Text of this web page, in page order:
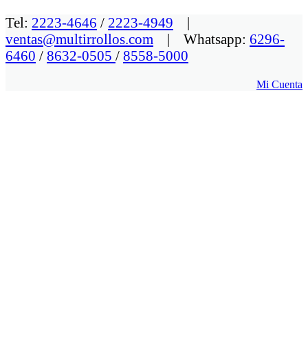
Tel: 2223-4646 / 2223-4949 |
ventas@multirrollos.com | Whatsapp: 6296-
6460 / 8632-0505 / 8558-5000
Mi Cuenta